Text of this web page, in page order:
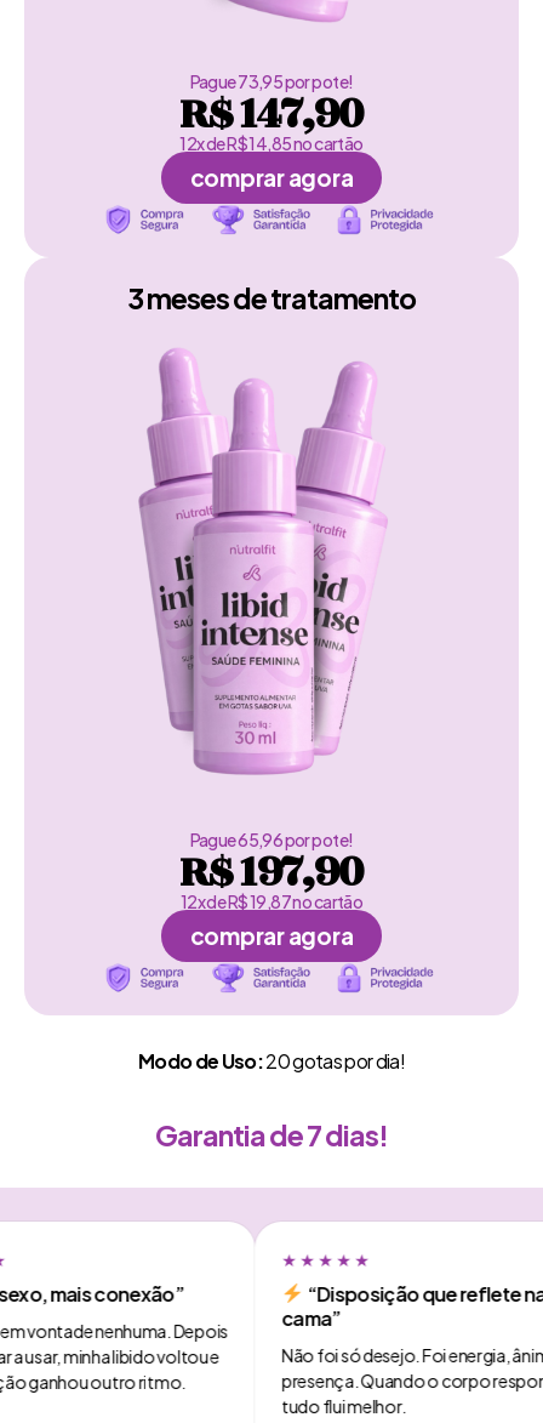
Pague 73,95 por pote!
R$ 147,90
12x de R$ 14,85 no cartão
comprar agora
3 meses de tratamento
Pague 65,96 por pote!
R$ 197,90
12x de R$ 19,87 no cartão
comprar agora
Modo de Uso:20 gotas por dia!
Garantia de 7 dias!
mais conexão”
nenhuma. Depois
minha libido voltou e
outro ritmo.
★★★★★
“Disposição que reflete na
cama”
Não foi só desejo. Foi energia, ânimo e
presença. Quando o corpo responde,
tudo flui melhor.